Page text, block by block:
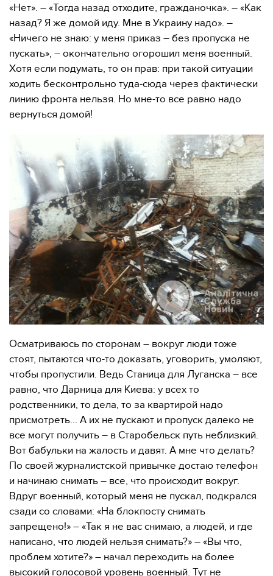
«Нет». – «Тогда назад отходите, гражданочка». – «Как
назад? Я же домой иду. Мне в Украину надо». –
«Ничего не знаю: у меня приказ – без пропуска не
пускать», – окончательно огорошил меня военный.
Хотя если подумать, то он прав: при такой ситуации
ходить бесконтрольно туда-сюда через фактически
линию фронта нельзя. Но мне-то все равно надо
вернуться домой!
Осматриваюсь по сторонам – вокруг люди тоже
стоят, пытаются что-то доказать, уговорить, умоляют,
чтобы пропустили. Ведь Станица для Луганска – все
равно, что Дарница для Киева: у всех то
родственники, то дела, то за квартирой надо
присмотреть... А их не пускают и пропуск далеко не
все могут получить – в Старобельск путь неблизкий.
Вот бабульки на жалость и давят. А мне что делать?
По своей журналистской привычке достаю телефон
и начинаю снимать – все, что происходит вокруг.
Вдруг военный, который меня не пускал, подкрался
сзади со словами: «На блокпосту снимать
запрещено!» – «Так я не вас снимаю, а людей, и где
написано, что людей нельзя снимать?» – «Вы что,
проблем хотите?» – начал переходить на более
высокий голосовой уровень военный. Тут не